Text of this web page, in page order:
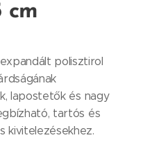
cm
polisztirol
lapostetők és nagy
tartós és
kivitelezésekhez.